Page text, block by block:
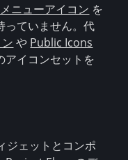
ニューアイコン を
っていません。代
や Public Icons
アイコンセットを
ジェットとコンポ